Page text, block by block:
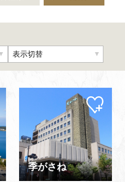
動画を見る
ード
い合わせ
表示切替
季がさね
マイ
ペー
ジに
追加